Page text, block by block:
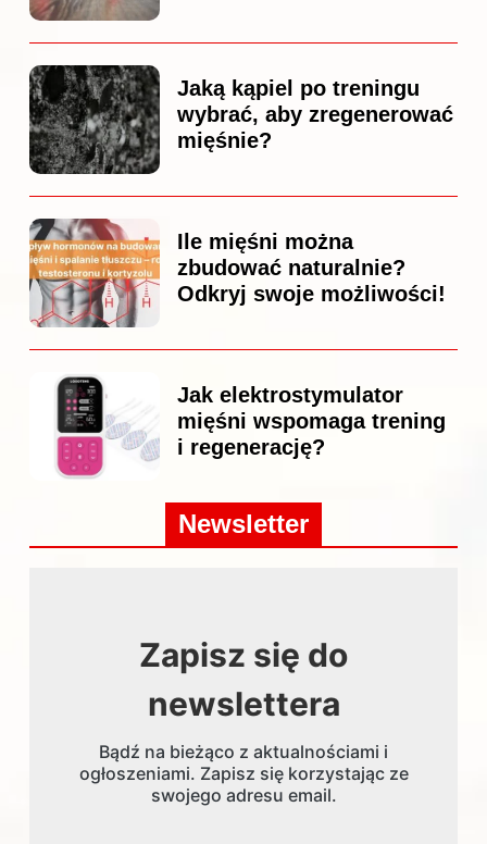
Jaką kąpiel po treningu
wybrać, aby zregenerować
mięśnie?
Ile mięśni można
zbudować naturalnie?
Odkryj swoje możliwości!
Jak elektrostymulator
mięśni wspomaga trening
i regenerację?
Newsletter
Zapisz się do
newslettera
Bądź na bieżąco z aktualnościami i
ogłoszeniami. Zapisz się korzystając ze
swojego adresu email.